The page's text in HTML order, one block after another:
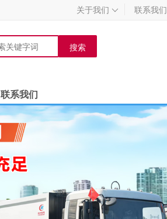
关于我们  联系我们
搜索
联系我们